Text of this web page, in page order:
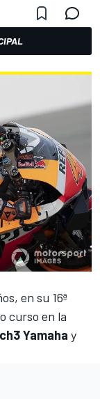
en su 16ª
curso en la
Yamaha y